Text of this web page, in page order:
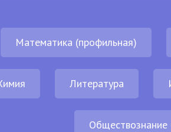
Математика (профильная)
Литература